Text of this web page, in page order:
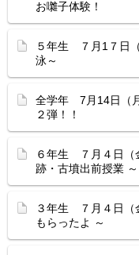
お囃子体験！
５年生 ７月1７日
泳～
全学年 7月14日（
２弾！！
６年生 ７月４日（
跡・古墳出前授業 ～
３年生 ７月４日（
もらったよ ～